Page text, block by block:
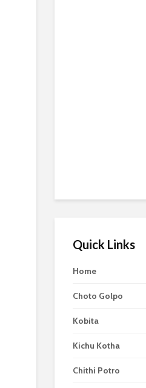
Quick Links
Home
Choto Golpo
Kobita
Kichu Kotha
Chithi Potro